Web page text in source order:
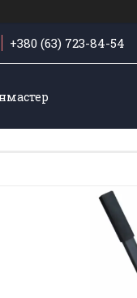
+380 (63) 723-84-54